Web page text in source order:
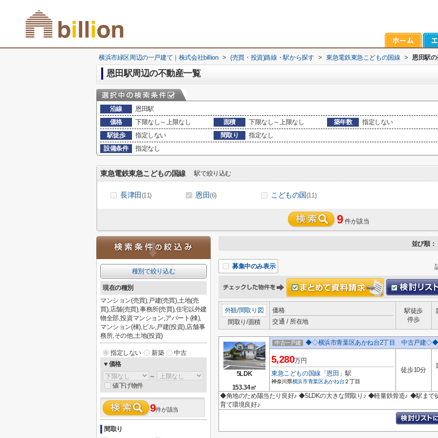
横浜市緑区周辺の一戸建て｜株式会社billion > (売買・投資)路線・駅から探す > 東急電鉄東急こどもの国線 > 恩田駅
恩田駅周辺の不動産一覧
沿線
恩田駅
価格
下限なし～上限なし 面積 下限なし～上限なし 築年数
指定しない
駅徒歩
指定しない 間取り
指定なし
設備条件
指定なし
東急電鉄東急こどもの国線 駅で絞り込む
長津田(11) 恩田(6) こどもの国(11)
9 件が該当
並び順：
募集中のみ表示
外観/間取り図
間取り/面積
価格
交通 / 所在地
駅徒歩
停歩
5LDK
153.34㎡
中古一戸建 ◆◇横浜市青葉区あかね台2丁目 中古戸建◇◆
5,280万円
東急こどもの国線 「恩田 」駅
神奈川県横浜市青葉区 あかね台 ２丁目
徒歩10分
◆角地のため陽当たり良好♪ ◆5LDKの大きな間取り♪ ◆軽量鉄骨造♪ ◆駅ま
育て環境良好♪
種別で絞り込む
現在の種別
マンション(売買),戸建(売買),土地(売
買),店舗(売買),事務所(売買),住宅以外建
物全部,投資マンション,アパート(棟),
マンション(棟),ビル,戸建(投資),店舗事
務所,その他,土地(投資)
指定しない 新築
中古
▼価格
～
値下げ物件
9件が該当
間取り